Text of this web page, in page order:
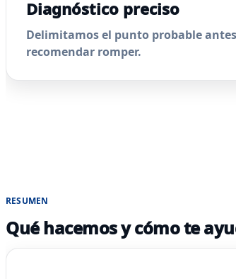
Diagnóstico preciso
Delimitamos el punto probable
recomendar romper.
RESUMEN
Qué hacemos y cómo te